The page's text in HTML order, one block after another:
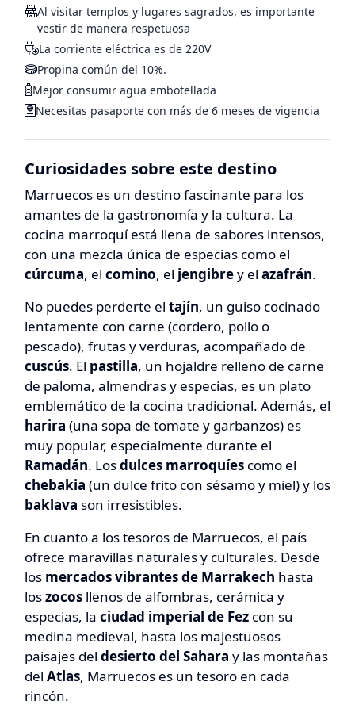
Al visitar templos y lugares sagrados, es importante
vestir de manera respetuosa
La corriente eléctrica es de 220V
Propina común del 10%.
Mejor consumir agua embotellada
Necesitas pasaporte con más de 6 meses de vigencia
Curiosidades sobre este destino
Marruecos es un destino fascinante para los
amantes de la gastronomía y la cultura. La
cocina marroquí está llena de sabores intensos,
con una mezcla única de especias como el
cúrcuma, el comino, el jengibrey el azafrán.
No puedes perderte el tajín, un guiso cocinado
lentamente con carne (cordero, pollo o
pescado), frutas y verduras, acompañado de
cuscús. El pastilla, un hojaldre relleno de carne
de paloma, almendras y especias, es un plato
emblemático de la cocina tradicional. Además, el
harira (una sopa de tomate y garbanzos) es
muy popular, especialmente durante el
Ramadán. Losdulces marroquíes como el
chebakia (un dulce frito con sésamo y miel) y los
baklava son irresistibles.
En cuanto a los tesoros de Marruecos, el país
ofrece maravillas naturales y culturales. Desde
los mercados vibrantes de Marrakech hasta
loszocos llenos de alfombras, cerámica y
especias, la ciudad imperial de Fez con su
medina medieval, hasta los majestuosos
paisajes del desierto del Sahara y las montañas
del Atlas, Marruecos es un tesoro en cada
rincón.